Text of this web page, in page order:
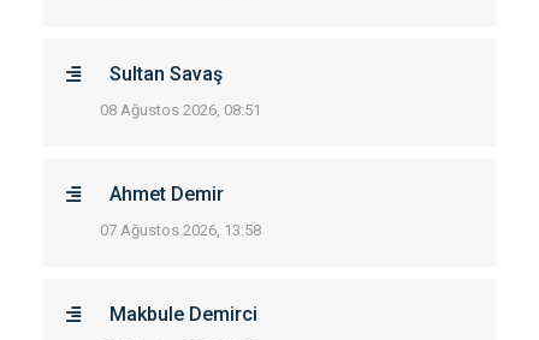
Sultan Savaş
08 Ağustos 2026, 08:51
Ahmet Demir
07 Ağustos 2026, 13:58
Makbule Demirci